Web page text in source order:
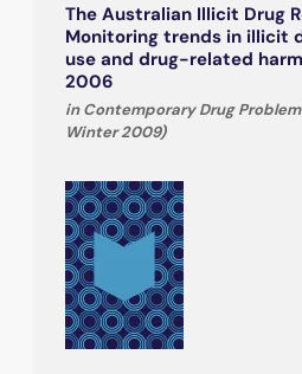
The Australian Illicit Drug
Monitoring trends in illicit
use and drug-related
2006
in Contemporary Drug
Winter 2009)